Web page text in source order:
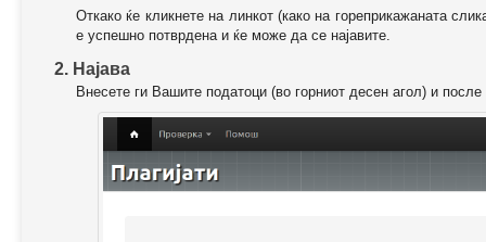
Откако ќе кликнете на линкот (како на гореприкажаната
е успешно потврдена и ќе може да се најавите.
2. Најава
Внесете ги Вашите податоци (во горниот десен агол) и